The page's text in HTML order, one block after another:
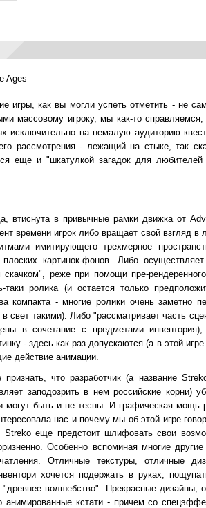
Ages
игры, как вы могли успеть отметить - не
массовому игроку, мы как-то
исключительно на немалую аудиторию
рассмотрения - лежащий на стыке, так
еще и "шкатулкой загадок для
втиснута в привычные рамки движка от
времени игрок либо вращает свой взгляд в
имитирующего трехмерное
плоских картинок-фонов. Либо
реже при помощи пре-
таки ролика (и остается только
компакта - многие ролики очень заметно
свет такими). Либо "рассматривает часть
в сочетание с предметами
- здесь как раз допускаются (а в этой
действие анимации.
признать, что разработчик (а название
заподозрить в нем российские корни)
могут быть и не тесны. И графическая мощь
нас и почему мы об этой игре
Streko еще предстоит шлифовать свои
Особенно вспоминая многие
Отличные текстуры, отличные
хочется подержать в руках,
"древнее волшебство". Прекрасные
анимированные кстати - причем со